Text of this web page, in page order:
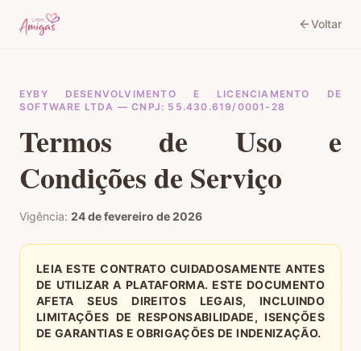
Voltar
EYBY DESENVOLVIMENTO E LICENCIAMENTO DE
SOFTWARE LTDA — CNPJ: 55.430.619/0001-28
Termos de Uso e
Condições de Serviço
Vigência: 24 de fevereiro de 2026
LEIA ESTE CONTRATO CUIDADOSAMENTE ANTES
DE UTILIZAR A PLATAFORMA. ESTE DOCUMENTO
AFETA SEUS DIREITOS LEGAIS, INCLUINDO
LIMITAÇÕES DE RESPONSABILIDADE, ISENÇÕES
DE GARANTIAS E OBRIGAÇÕES DE INDENIZAÇÃO.